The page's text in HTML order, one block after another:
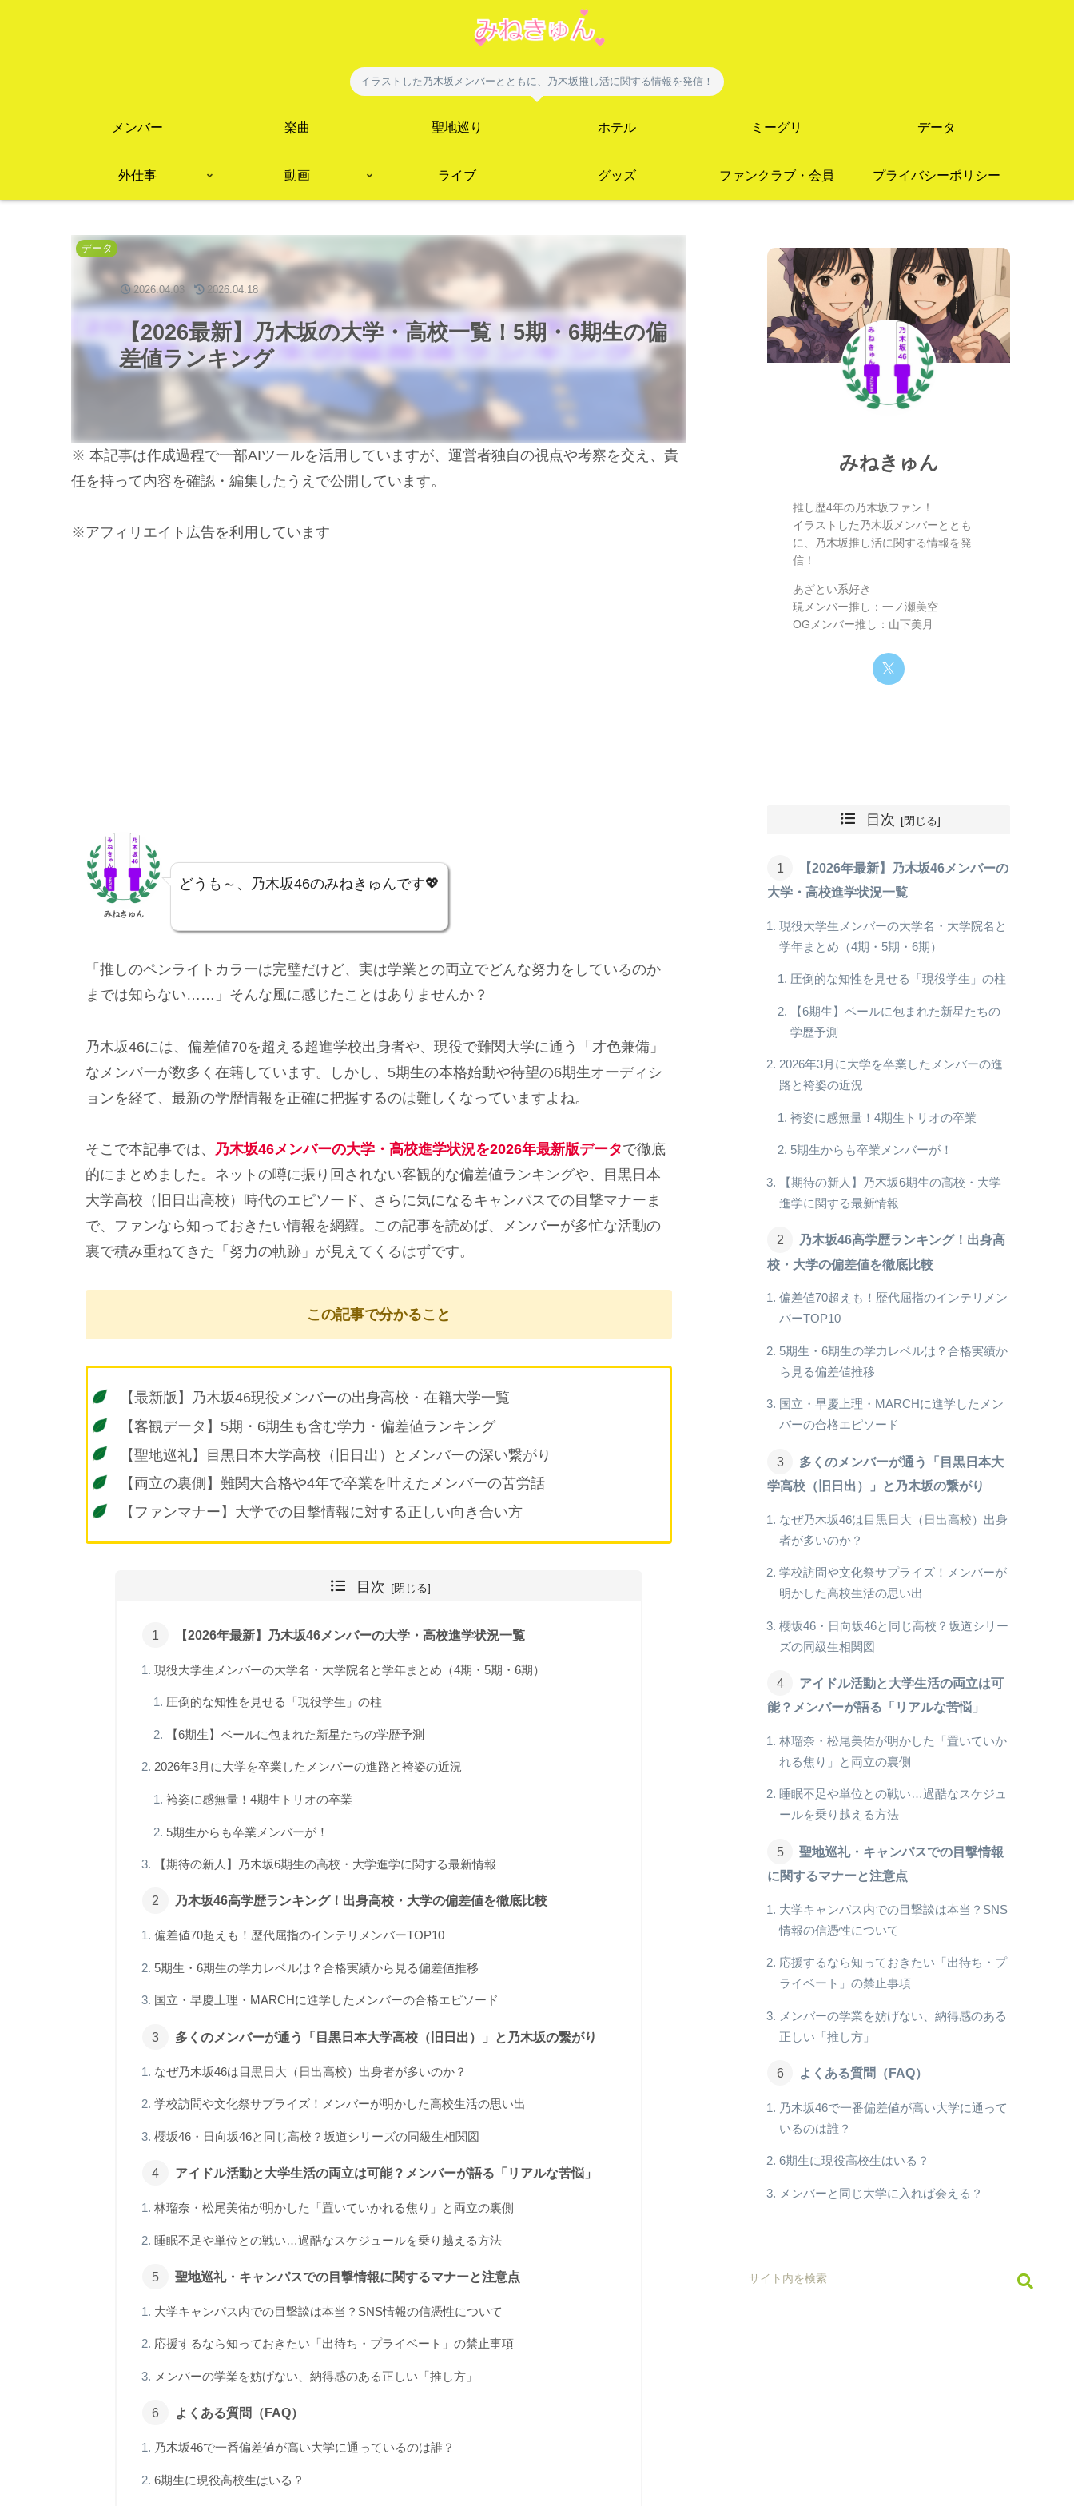
イラストした乃木坂メンバーとともに、乃木坂推し活に関する情報を発信！
メンバー 楽曲 聖地巡り ホテル ミーグリ データ
外仕事 動画 ライブ グッズ ファンクラブ・会員 プライバシーポリシー
【2026最新】乃木坂の大学・高校一覧！5期・6期生の偏
差値ランキング
データ
2026.04.03 2026.04.18
※ 本記事は作成過程で一部AIツールを活用していますが、運営者独自の視点や考察を交え、責
任を持って内容を確認・編集したうえで公開しています。
※アフィリエイト広告を利用しています
みねきゅん
どうも～、乃木坂46のみねきゅんです💖
「推しのペンライトカラーは完璧だけど、実は学業との両立でどんな努力をしているのか
までは知らない……」そんな風に感じたことはありませんか？
乃木坂46には、偏差値70を超える超進学校出身者や、現役で難関大学に通う「才色兼備」
なメンバーが数多く在籍しています。しかし、5期生の本格始動や待望の6期生オーディシ
ョンを経て、最新の学歴情報を正確に把握するのは難しくなっていますよね。
そこで本記事では、 乃木坂46メンバーの大学・高校進学状況を2026年最新版データで徹底
的にまとめました。ネットの噂に振り回されない客観的な偏差値ランキングや、目黒日本
大学高校（旧日出高校）時代のエピソード、さらに気になるキャンパスでの目撃マナーま
で、ファンなら知っておきたい情報を網羅。この記事を読めば、メンバーが多忙な活動の
裏で積み重ねてきた「努力の軌跡」が見えてくるはずです。
この記事で分かること
【最新版】乃木坂46現役メンバーの出身高校・在籍大学一覧
【客観データ】5期・6期生も含む学力・偏差値ランキング
【聖地巡礼】目黒日本大学高校（旧日出）とメンバーの深い繋がり
【両立の裏側】難関大合格や4年で卒業を叶えたメンバーの苦労話
【ファンマナー】大学での目撃情報に対する正しい向き合い方
目次
【2026年最新】乃木坂46メンバーの大学・高校進学状況一覧
現役大学生メンバーの大学名・大学院名と学年まとめ（4期・5期・6期）
圧倒的な知性を見せる「現役学生」の柱
【6期生】ベールに包まれた新星たちの学歴予測
2026年3月に大学を卒業したメンバーの進路と袴姿の近況
袴姿に感無量！4期生トリオの卒業
5期生からも卒業メンバーが！
【期待の新人】乃木坂6期生の高校・大学進学に関する最新情報
乃木坂46高学歴ランキング！出身高校・大学の偏差値を徹底比較
偏差値70超えも！歴代屈指のインテリメンバーTOP10
5期生・6期生の学力レベルは？合格実績から見る偏差値推移
国立・早慶上理・MARCHに進学したメンバーの合格エピソード
多くのメンバーが通う「目黒日本大学高校（旧日出）」と乃木坂の繋がり
なぜ乃木坂46は目黒日大（日出高校）出身者が多いのか？
学校訪問や文化祭サプライズ！メンバーが明かした高校生活の思い出
櫻坂46・日向坂46と同じ高校？坂道シリーズの同級生相関図
アイドル活動と大学生活の両立は可能？メンバーが語る「リアルな苦悩」
林瑠奈・松尾美佑が明かした「置いていかれる焦り」と両立の裏側
睡眠不足や単位との戦い…過酷なスケジュールを乗り越える方法
聖地巡礼・キャンパスでの目撃情報に関するマナーと注意点
大学キャンパス内での目撃談は本当？SNS情報の信憑性について
応援するなら知っておきたい「出待ち・プライベート」の禁止事項
メンバーの学業を妨げない、納得感のある正しい「推し方」
よくある質問（FAQ）
乃木坂46で一番偏差値が高い大学に通っているのは誰？
6期生に現役高校生はいる？
みねきゅん
推し歴4年の乃木坂ファン！
イラストした乃木坂メンバーととも
に、乃木坂推し活に関する情報を発
信！
あざとい系好き
現メンバー推し：一ノ瀬美空
OGメンバー推し：山下美月
目次
【2026年最新】乃木坂46メンバーの
大学・高校進学状況一覧
現役大学生メンバーの大学名・大学院名と
学年まとめ（4期・5期・6期）
圧倒的な知性を見せる「現役学生」の柱
【6期生】ベールに包まれた新星たちの
学歴予測
2026年3月に大学を卒業したメンバーの進
路と袴姿の近況
袴姿に感無量！4期生トリオの卒業
5期生からも卒業メンバーが！
【期待の新人】乃木坂6期生の高校・大学
進学に関する最新情報
乃木坂46高学歴ランキング！出身高
校・大学の偏差値を徹底比較
偏差値70超えも！歴代屈指のインテリメン
バーTOP10
5期生・6期生の学力レベルは？合格実績か
ら見る偏差値推移
国立・早慶上理・MARCHに進学したメン
バーの合格エピソード
多くのメンバーが通う「目黒日本大
学高校（旧日出）」と乃木坂の繋がり
なぜ乃木坂46は目黒日大（日出高校）出身
者が多いのか？
学校訪問や文化祭サプライズ！メンバーが
明かした高校生活の思い出
櫻坂46・日向坂46と同じ高校？坂道シリー
ズの同級生相関図
アイドル活動と大学生活の両立は可
能？メンバーが語る「リアルな苦悩」
林瑠奈・松尾美佑が明かした「置いていか
れる焦り」と両立の裏側
睡眠不足や単位との戦い…過酷なスケジュ
ールを乗り越える方法
聖地巡礼・キャンパスでの目撃情報
に関するマナーと注意点
大学キャンパス内での目撃談は本当？SNS
情報の信憑性について
応援するなら知っておきたい「出待ち・プ
ライベート」の禁止事項
メンバーの学業を妨げない、納得感のある
正しい「推し方」
よくある質問（FAQ）
乃木坂46で一番偏差値が高い大学に通って
いるのは誰？
6期生に現役高校生はいる？
メンバーと同じ大学に入れば会える？